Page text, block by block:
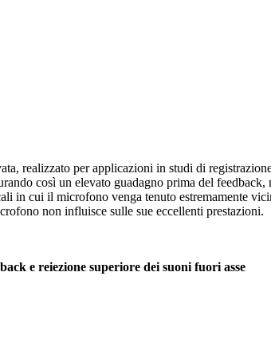
realizzato per applicazioni in studi di
così un elevato guadagno prima del
in cui il microfono venga tenuto estremamente
non influisce sulle sue eccellenti prestazioni.
e reiezione superiore dei suoni fuori asse